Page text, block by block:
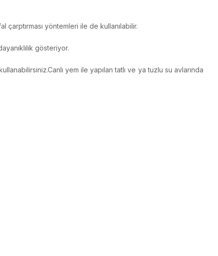
çarptırması yöntemleri ile de kullanılabilir.
gösteriyor.
yem ile yapılan tatlı ve ya tuzlu su avlarında